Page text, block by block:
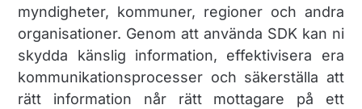
myndigheter, kommuner, regioner och andra
organisationer. Genom att använda SDK kan ni
skydda känslig information, effektivisera era
kommunikationsprocesser och säkerställa att
rätt information når rätt mottagare på ett